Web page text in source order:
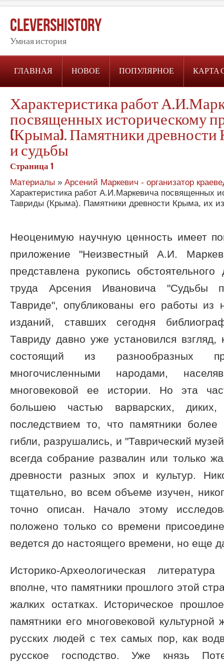
CleversHistory
Умная история
ГЛАВНАЯ НОВОЕ ПОПУЛЯРНОЕ КАРТА
Характеристика работ
посвященных историческому
(Крыма). Памятники древности
и судьбы
Страница 1
Материалы » Арсений Маркевич - организатор
Характеристика работ А.И.Маркевича посвященных
Тавриды (Крыма). Памятники древности Крыма, их
Неоценимую научную ценность имеет
приложение "Неизвестный А.И.
представлена рукопись
труда Арсения Ивановича "Судьбы
Тавриде", опубликованы его работы из
изданий, ставших сегодня
Тавриду давно уже установился взгляд,
состоящий из разнообразных
многочисленными народами,
многовековой ее истории. Но эта
большею частью варварских, диких,
последствием то, что памятники более
гибли, разрушались, и "Таврический
всегда собрание развалин или только
древности разных эпох и культур.
тщательно, во всем объеме изучен,
точно описан. Начало этому
положено только со времени
ведется до настоящего времени, но еще
Историко-Археологическая
вполне, что памятники прошлого этой
жалких остатках. Историческое
памятники его многовековой культурной
русских людей с тех самых пор, как
русское господство. Уже князь